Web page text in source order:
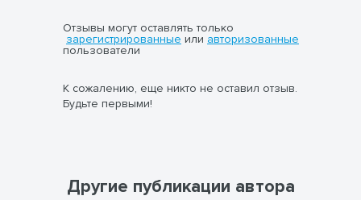
Отзывы могут оставлять только
зарегистрированные или авторизованные
пользователи
К сожалению, еще никто не оставил отзыв.
Будьте первыми!
Другие публикации автора